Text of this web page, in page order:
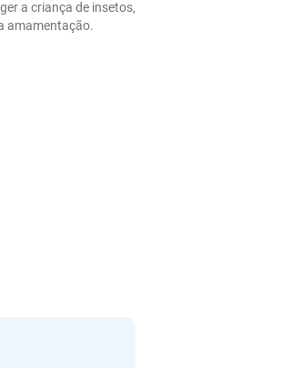
a criança de insetos,
amamentação.